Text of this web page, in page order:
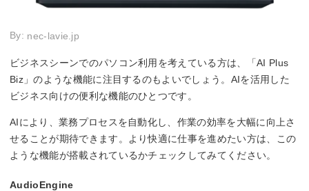
By: nec-lavie.jp
ビジネスシーンでのパソコン利用を考えている方は、「AI Plus
Biz」のような機能に注目するのもよいでしょう。AIを活用した
ビジネス向けの便利な機能のひとつです。
AIにより、業務プロセスを自動化し、作業の効率を大幅に向上さ
せることが期待できます。より快適に仕事を進めたい方は、この
ような機能が搭載されているかチェックしてみてください。
AudioEngine